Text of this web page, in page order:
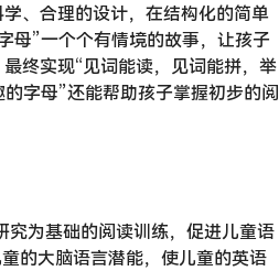
、合理的设计，在结构化的简单
母”一个个有情境的故事，让孩子
终实现“见词能读，见词能拼，举
字母”还能帮助孩子掌握初步的阅
究为基础的阅读训练，促进儿童语
的大脑语言潜能，使儿童的英语